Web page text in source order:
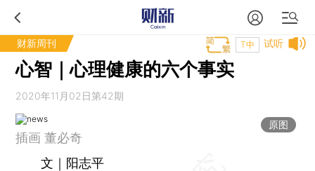
财新周刊 试听
T中
心智｜心理健康的六个事实
2020年11月02日第42期
原图
插画 董必奇
文｜阳志平